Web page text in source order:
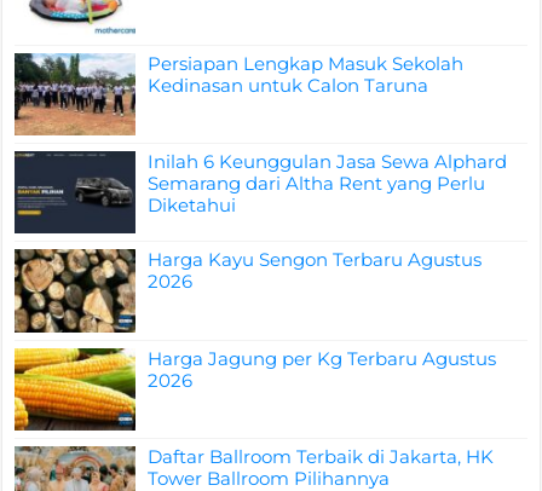
Persiapan Lengkap Masuk Sekolah
Kedinasan untuk Calon Taruna
Inilah 6 Keunggulan Jasa Sewa Alphard
Semarang dari Altha Rent yang Perlu
Diketahui
Harga Kayu Sengon Terbaru Agustus
2026
Harga Jagung per Kg Terbaru Agustus
2026
Daftar Ballroom Terbaik di Jakarta, HK
Tower Ballroom Pilihannya